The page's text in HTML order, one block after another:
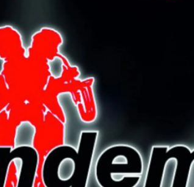
85, Conti 70, Cuccarini 82,
Molino 80, Nutrica 86,
75,< /span> Tofanelli
88, Del Corto 82, Dini 91, Fonti
Mancini 95, Novello 100 e
82, Simonucci
60, Braganti95, Cagnacci
F. 60, Giorgis L. 63, Giuntini 70,
N ardi 80, Nocchi 70,Petricci
60,